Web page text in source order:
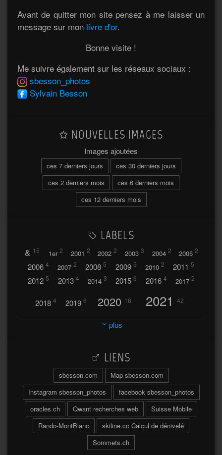
Avant de quitter mon site pensez à me laisser un
message sur mon livre d'or.
Bonne visite !
Me suivre également sur les réseaux sociaux :
sbesson_photos
Sylvain Besson
NOUVELLES IMAGES
Images ajoutées
ces 7 derniers jours
ces 30 derniers jours
ces 2 derniers mois
ces 6 derniers mois
ces 12 derniers mois
LABELS
& 15 1er 2 2001 2 2002 2 2003 3 2004 2 2005 2
2006 4 2007 2 2008 5 2009 5 2010 2 2011 5
2012 5 2013 4 2014 3 2015 6 2016 4 2017 2
2018 4 2019 6 2020 18 2021 42
2023 32
2026
A travers l'hublot 17 Abländschen 3
Açores 2004 64 Adelboden 2
Adonis 6
Afrique du Sud 2019
plus
LIENS
sbesson.com
Map sbesson.com
Instagram sbesson_photos
facebook sbesson_photos
oracles.ch
Qwant recherches web
Suisse Mobile
Rando-MontBlanc
skiline.cc Calcul de dénivelé
Sommets.ch